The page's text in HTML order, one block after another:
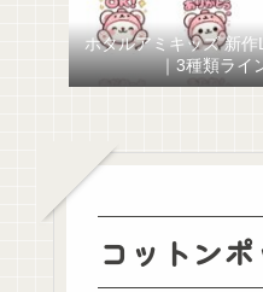
ホタルアミキッズ 新
｜3種類ライ
コットン